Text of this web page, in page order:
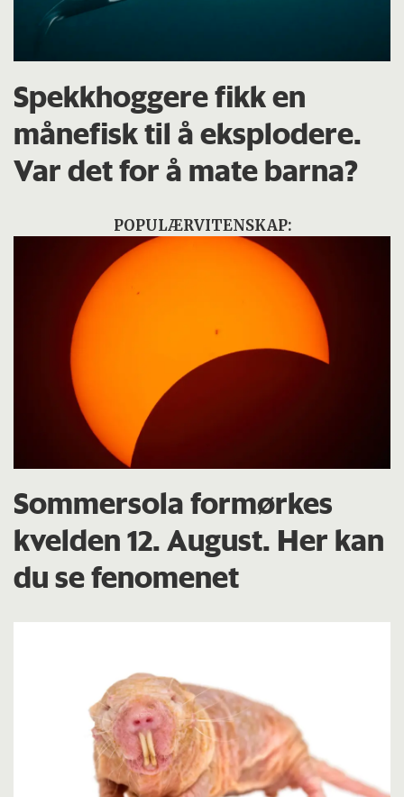
Spekkhoggere fikk en
månefisk til å eksplodere.
Var det for å mate barna?
POPULÆRVITENSKAP:
Sommersola formørkes
kvelden 12. August. Her kan
du se fenomenet